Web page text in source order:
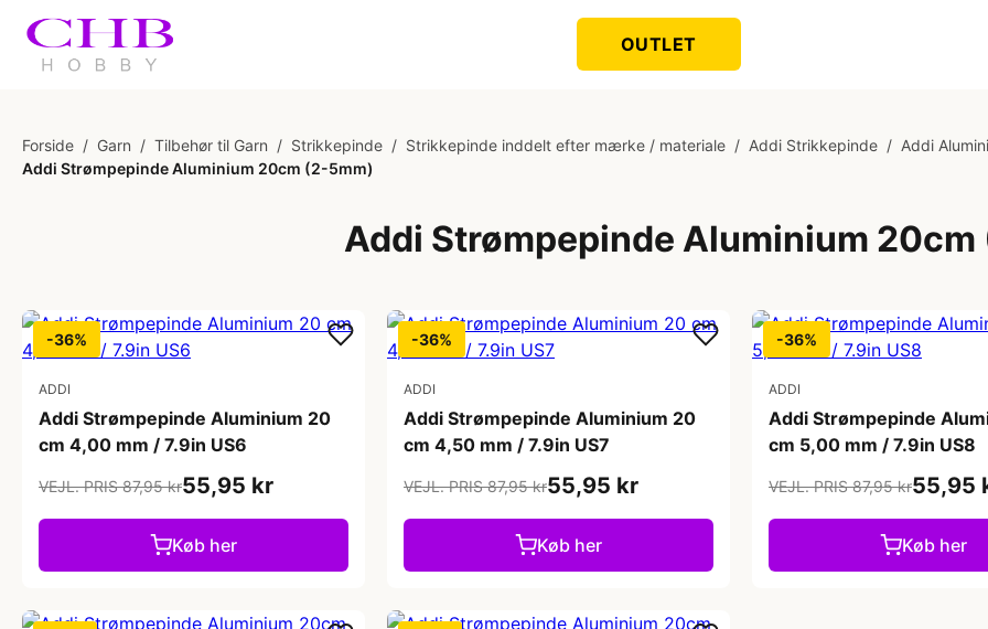
OUTLET
Forside / Garn / Tilbehør til Garn / Strikkepinde / Strikkepinde inddelt efter mærke / materiale / Addi Strikkepinde / Addi
Addi Strømpepinde Aluminium 20cm (2-5mm)
Addi Strømpepinde Aluminium 20cm
-36%
ADDI
Addi Strømpepinde Aluminium 20
cm 4,00 mm / 7.9in US6
VEJL. PRIS 87,95 kr55,95 kr
Køb her
-36%
ADDI
Addi Strømpepinde Aluminium 20
cm 4,50 mm / 7.9in US7
VEJL. PRIS 87,95 kr55,95 kr
Køb her
-36%
ADDI
Addi Strømpepinde
cm 5,00 mm / 7.9in US8
VEJL. PRIS 87,95 kr55,95
Køb her